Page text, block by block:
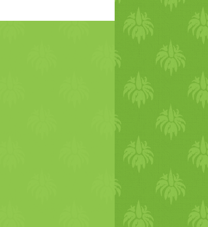
érintheti meg. Mindkettőt, a
az értelemben értem, ami
(és még másoknak). Persze